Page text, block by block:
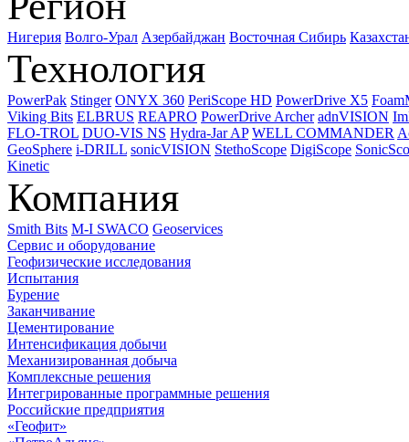
Нигерия Волго-Урал Азербайджан Восточная Сибирь
Технология
PowerPak Stinger ONYX 360 PeriScope HD PowerDrive X5
Viking Bits ELBRUS REAPRO PowerDrive Archer adnVISION
FLO-TROL DUO-VIS NS Hydra-Jar AP WELL COMMANDER
GeoSphere i-DRILL sonicVISION StethoScope DigiScope
Kinetic
Компания
Smith Bits M-I SWACO Geoservices
Сервис и оборудование
Геофизические исследования
Испытания
Бурение
Заканчивание
Цементирование
Интенсификация добычи
Механизированная добыча
Комплексные решения
Интегрированные программные решения
Российские предприятия
«Геофит»